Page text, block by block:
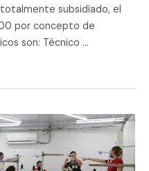
subsidiado, el
por concepto de
son: Técnico …